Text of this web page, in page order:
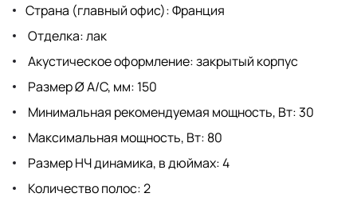
Страна (главный офис): Франция
Отделка: лак
Акустическое оформление: закрытый корпус
Размер Ø А/С, мм: 150
Минимальная рекомендуемая мощность, Вт: 30
Максимальная мощность, Вт: 80
Размер НЧ динамика, в дюймах: 4
Количество полос: 2